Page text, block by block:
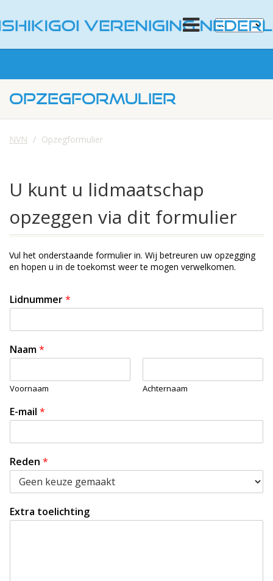
OPZEGFORMULIER
NVN Opzegformulier
U kunt u lidmaatschap
opzeggen via dit formulier
Vul het onderstaande formulier in. Wij betreuren uw opzegging
en hopen u in de toekomst weer te mogen verwelkomen.
Lidnummer*
Naam*
Voornaam Achternaam
E-mail *
Reden *
Extra toelichting